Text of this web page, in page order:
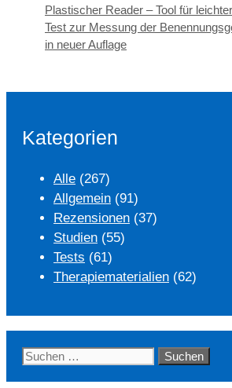
Plastischer Reader – Tool für
Test zur Messung der
in neuer Auflage
Kategorien
Alle (267)
Allgemein (91)
Rezensionen (37)
Studien (55)
Tests (61)
Therapiematerialien (62)
Suchen